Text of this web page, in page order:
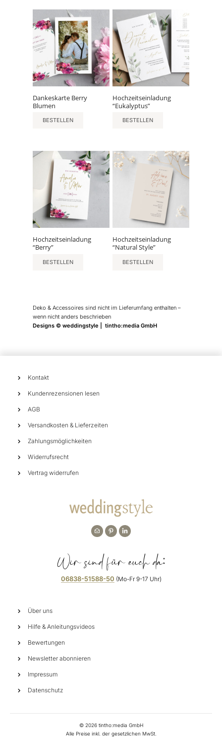
Dankeskarte Berry
Blumen
BESTELLEN
Hochzeitseinladung
“Eukalyptus”
BESTELLEN
Hochzeitseinladung
“Berry”
BESTELLEN
Hochzeitseinladung
“Natural Style”
BESTELLEN
Deko & Accessoires sind nicht im Lieferumfang enthalten –
wenn nicht anders beschrieben
Designs © weddingstyle | tintho:media GmbH
Kontakt
Kundenrezensionen lesen
AGB
Versandkosten & Lieferzeiten
Zahlungsmöglichkeiten
Widerrufsrecht
Vertrag widerrufen
Wir sind für euch da:
06838-51588-50 (Mo-Fr 9-17 Uhr)
Über uns
Hilfe & Anleitungsvideos
Bewertungen
Newsletter abonnieren
Impressum
Datenschutz
© 2026tintho:media GmbH
Alle Preise inkl. der gesetzlichen MwSt.